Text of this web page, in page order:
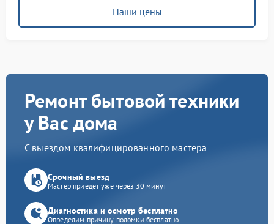
Наши цены
Ремонт бытовой техники
у Вас дома
С выездом квалифицированного мастера
Срочный выезд
Мастер приедет уже через 30 минут
Диагностика и осмотр бесплатно
Определим причину поломки бесплатно